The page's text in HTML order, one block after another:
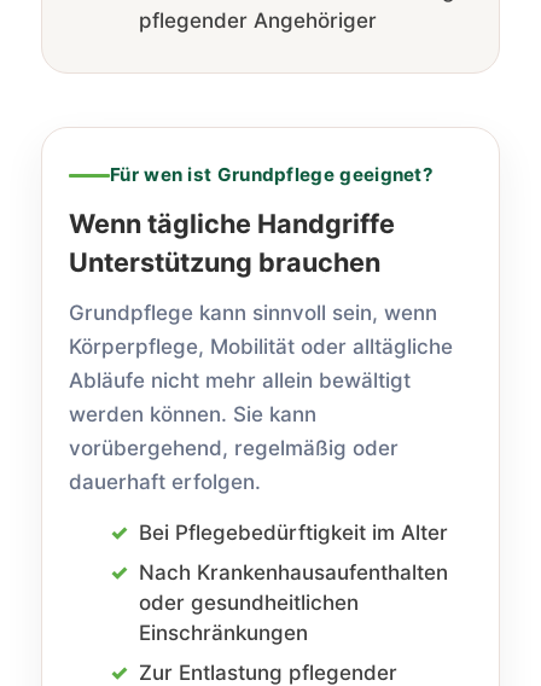
pflegender Angehöriger
Für wen ist Grundpflege geeignet?
Wenn tägliche Handgriffe
Unterstützung brauchen
Grundpflege kann sinnvoll sein, wenn
Körperpflege, Mobilität oder alltägliche
Abläufe nicht mehr allein bewältigt
werden können. Sie kann
vorübergehend, regelmäßig oder
dauerhaft erfolgen.
Bei Pflegebedürftigkeit im Alter
Nach Krankenhausaufenthalten
oder gesundheitlichen
Einschränkungen
Zur Entlastung pflegender